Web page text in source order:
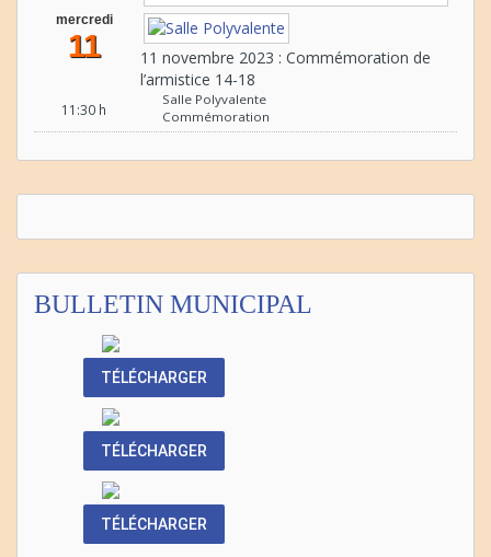
mercredi
11
11 novembre 2023 : Commémoration de
l’armistice 14-18
11:30 h
Salle Polyvalente
Commémoration
BULLETIN MUNICIPAL
TÉLÉCHARGER
TÉLÉCHARGER
TÉLÉCHARGER